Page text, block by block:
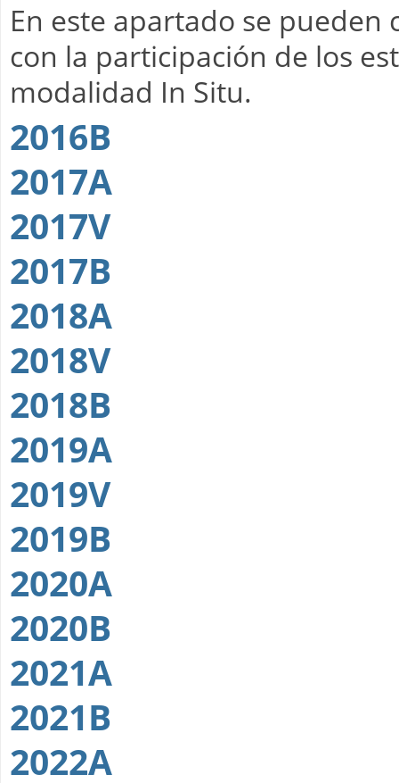
En este apartado se
con la participación de los
modalidad In Situ.
2016B
2017A
2017V
2017B
2018A
2018V
2018B
2019A
2019V
2019B
2020A
2020B
2021A
2021B
2022A